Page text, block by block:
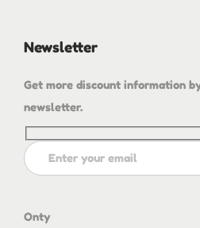
Newsletter
Get more discount information
newsletter.
Onty